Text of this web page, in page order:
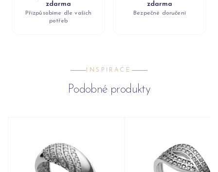
zdarma
Přizpůsobíme dle vašich
potřeb
zdarma
Bezpečné doručení
INSPIRACE
Podobné produkty